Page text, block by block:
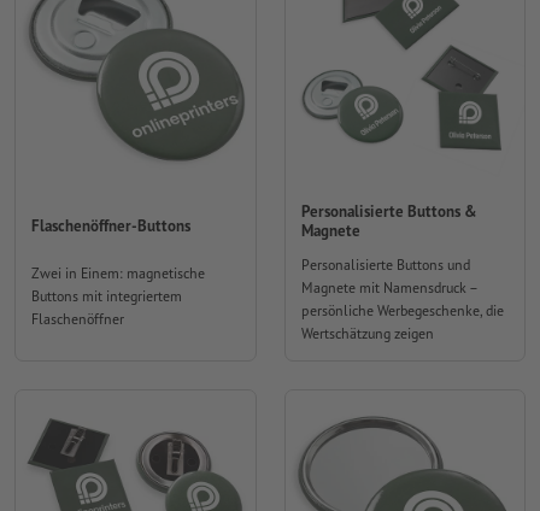
Flaschenöffner-Buttons
Zwei in Einem: magnetische
Buttons mit integriertem
Flaschenöffner
Personalisierte Buttons &
Magnete
Personalisierte Buttons und
Magnete mit Namensdruck –
persönliche Werbegeschenke, die
Wertschätzung zeigen